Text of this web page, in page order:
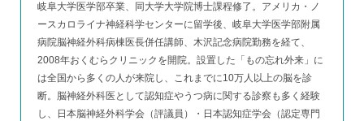
岐阜大学医学部卒業、同大学大学院博士課程修了。アメリカ・ノ
ースカロライナ神経科学センターに留学後、岐阜大学医学部附属
病院脳神経外科病棟医長併任講師、木沢記念病院勤務を経て、
2008年おくむらクリニックを開院。設置した「もの忘れ外来」に
は全国から多くの人が来院し、これまでに10万人以上の脳を診
断。脳神経外科医として認知症やうつ病に関する診察も多く経験
し、日本脳神経外科学会（評議員）・日本認知症学会（認定専門